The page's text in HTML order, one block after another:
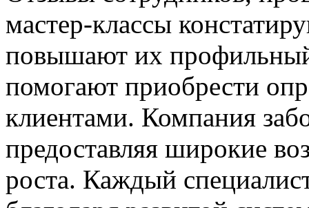
мастер-классы
повышают их
помогают приобрести
клиентами. Компания
предоставляя широкие
роста. Каждый